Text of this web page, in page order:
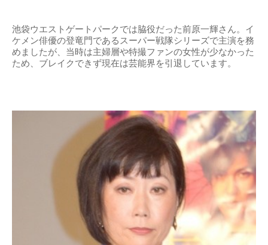
池袋ウエストゲートパークでは脇役だった前原一輝さん。イ
ケメン俳優の登竜門であるスーパー戦隊シリーズで主演を務
めましたが、当時は主婦層や特撮ファンの女性が少なかった
ため、ブレイクできず現在は芸能界を引退しています。